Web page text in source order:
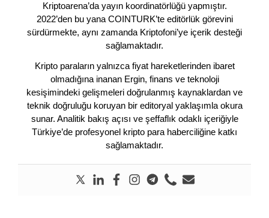
Kriptoarena’da yayın koordinatörlüğü yapmıştır.
2022’den bu yana COINTURK’te editörlük görevini
sürdürmekte, aynı zamanda Kriptofoni’ye içerik desteği
sağlamaktadır.
Kripto paraların yalnızca fiyat hareketlerinden ibaret
olmadığına inanan Ergin, finans ve teknoloji
kesişimindeki gelişmeleri doğrulanmış kaynaklardan ve
teknik doğruluğu koruyan bir editoryal yaklaşımla okura
sunar. Analitik bakış açısı ve şeffaflık odaklı içeriğiyle
Türkiye’de profesyonel kripto para haberciliğine katkı
sağlamaktadır.